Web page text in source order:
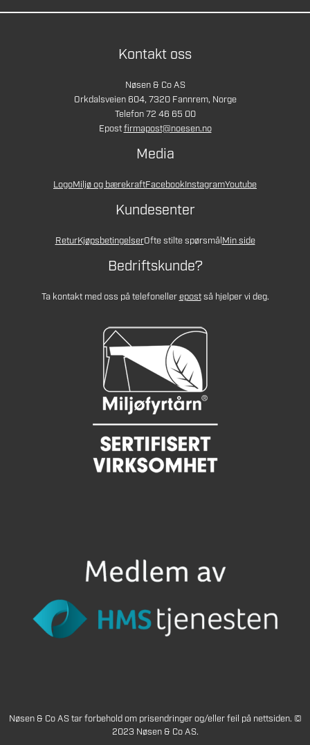
Kontakt oss
Nøsen & Co AS
Orkdalsveien 604, 7320 Fannrem, Norge
Telefon 72 46 65 00
Epostfirmapost@noesen.no
Media
LogoMiljø og bærekraftFacebookInstagramYoutube
Kundesenter
ReturKjøpsbetingelserOfte stilte spørsmålMin side
Bedriftskunde?
Ta kontakt med oss på telefonellerepostså hjelper vi deg.
Nøsen & Co AS tar forbehold om prisendringer og/eller feil på nettsiden. ©
2023 Nøsen & Co AS.